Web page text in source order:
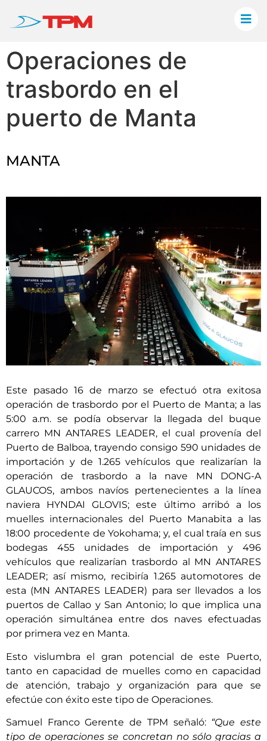
Operaciones de
trasbordo en el
puerto de Manta
MANTA
Este pasado 16 de marzo se efectuó otra exitosa
operación de trasbordo por el Puerto de Manta; a las
5:00 a.m. se podía observar la llegada del buque
carrero MN ANTARES LEADER, el cual provenía del
Puerto de Balboa, trayendo consigo 590 unidades de
importación y de 1.265 vehículos que realizarían la
operación de trasbordo a la nave MN DONG-A
GLAUCOS, ambos navíos pertenecientes a la línea
naviera HYNDAI GLOVIS; este último arribó a los
muelles internacionales del Puerto Manabita a las
18:00 procedente de Yokohama; y, el cual traía en sus
bodegas 455 unidades de importación y 496
vehículos que realizarían trasbordo al MN ANTARES
LEADER; así mismo, recibiría 1.265 automotores de
esta (MN ANTARES LEADER) para ser llevados a los
puertos de Callao y San Antonio; lo que implica una
operación simultánea entre dos naves efectuadas
por primera vez en Manta.
Esto vislumbra el gran potencial de este Puerto,
tanto en capacidad de muelles como en capacidad
de atención, trabajo y organización para que se
efectúe con éxito este tipo de Operaciones.
Samuel Franco Gerente de TPM señaló: “Que este
tipo de operaciones se concretan no sólo gracias a